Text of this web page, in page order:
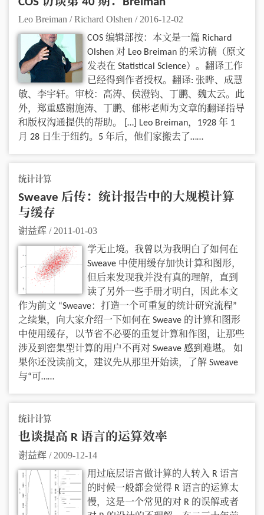
Leo Breiman / Richard Olshen / 2016-12-02
COS 编辑部按：本文是一篇 Richard
Olshen 对 Leo Breiman 的采访稿（原文
发表在 Statistical Science）。翻译工作
已经得到作者授权。翻译: 张晔、成慧
敏、李宇轩。审校：高涛、侯澄钧、丁鹏、魏太云。此
外，郑重感谢施涛、丁鹏、郁彬老师为文章的翻译指导
和版权沟通提供的帮助。 […] Leo Breiman，1928 年 1
月 28 日生于纽约。5 年后，他们家搬去了……
统计计算
Sweave 后传：统计报告中的大规模计算
与缓存
谢益辉 / 2011-01-03
学无止境。我曾以为我明白了如何在
Sweave 中使用缓存加快计算和图形，
但后来发现我并没有真的理解，直到
读了另外一些手册才明白，因此本文
作为前文 “Sweave：打造一个可重复的统计研究流程”
之续集，向大家介绍一下如何在 Sweave 的计算和图形
中使用缓存，以节省不必要的重复计算和作图，让那些
涉及到密集型计算的用户不再对 Sweave 感到难堪。 如
果你还没读前文，建议先从那里开始读，了解 Sweave
与“可……
统计计算
也谈提高 R 语言的运算效率
谢益辉 / 2009-12-14
用过底层语言做计算的人转入 R 语言
的时候一般都会觉得 R 语言的运算太
慢，这是一个常见的对 R 的误解或者